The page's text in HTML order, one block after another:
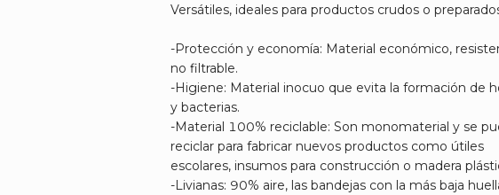
Versátiles, ideales para productos crudos o
-Protección y economía: Material económico,
no filtrable.
-Higiene: Material inocuo que evita la formación de
y bacterias.
-Material 100% reciclable: Son monomaterial y se
reciclar para fabricar nuevos productos como útiles
escolares, insumos para construcción o madera
-Livianas: 90% aire, las bandejas con la más baja